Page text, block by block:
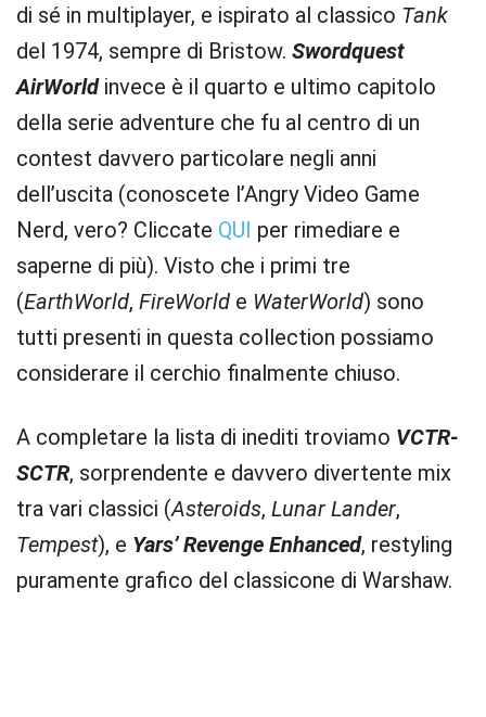
di sé in multiplayer, e ispirato al classico Tank
del 1974, sempre di Bristow. Swordquest
AirWorldinvece è il quarto e ultimo capitolo
della serie adventure che fu al centro di un
contest davvero particolare negli anni
dell’uscita (conoscete l’Angry Video Game
Nerd, vero? Cliccate QUI per rimediare e
saperne di più). Visto che i primi tre
(EarthWorld, FireWorld e WaterWorld) sono
tutti presenti in questa collection possiamo
considerare il cerchio finalmente chiuso.
A completare la lista di inediti troviamo VCTR-
SCTR, sorprendente e davvero divertente mix
tra vari classici (Asteroids, Lunar Lander,
Tempest), e Yars’ Revenge Enhanced, restyling
puramente grafico del classicone di Warshaw.